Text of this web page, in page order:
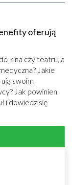
oferują
kina czy teatru, a
Jakie
swoim
Jak powinien
i dowiedz się